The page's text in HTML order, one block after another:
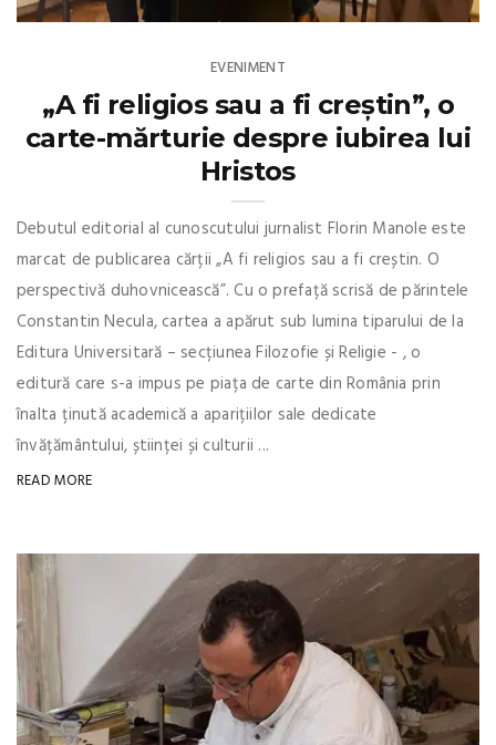
EVENIMENT
„A fi religios sau a fi creștin”, o
carte-mărturie despre iubirea lui
Hristos
Debutul editorial al cunoscutului jurnalist Florin Manole este
marcat de publicarea cărții „A fi religios sau a fi creștin. O
perspectivă duhovnicească”. Cu o prefață scrisă de părintele
Constantin Necula, cartea a apărut sub lumina tiparului de la
Editura Universitară – secțiunea Filozofie și Religie - , o
editură care s-a impus pe piața de carte din România prin
înalta ținută academică a aparițiilor sale dedicate
învățământului, științei și culturii ...
READ MORE